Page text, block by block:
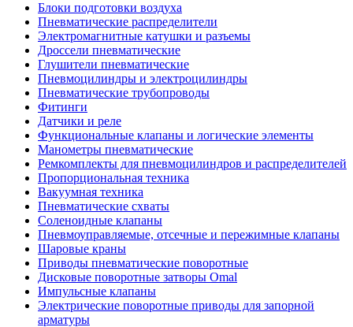
Блоки подготовки воздуха
Пневматические распределители
Электромагнитные катушки и разъемы
Дроссели пневматические
Глушители пневматические
Пневмоцилиндры и электроцилиндры
Пневматические трубопроводы
Фитинги
Датчики и реле
Функциональные клапаны и логические элементы
Манометры пневматические
Ремкомплекты для пневмоцилиндров и распределителей
Пропорциональная техника
Вакуумная техника
Пневматические схваты
Соленоидные клапаны
Пневмоуправляемые, отсечные и пережимные клапаны
Шаровые краны
Приводы пневматические поворотные
Дисковые поворотные затворы Omal
Импульсные клапаны
Электрические поворотные приводы для запорной
арматуры